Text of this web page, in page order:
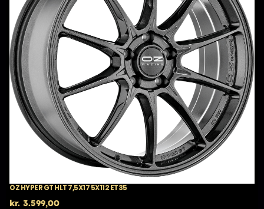
OZ HYPER GT HLT 7,5X17 5X112 ET35
kr. 3.599,00